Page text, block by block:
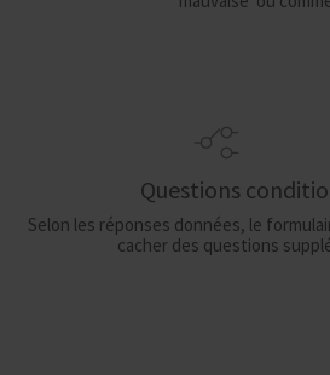
Questions
Selon les réponses données, le
cacher des questions